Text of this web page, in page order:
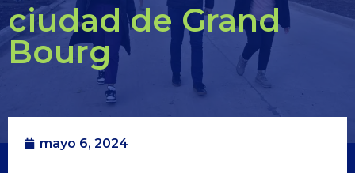
ciudad de Grand
Bourg
mayo 6, 2024